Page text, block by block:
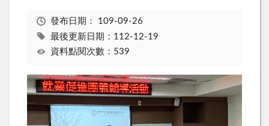
發布日期： 109-09-26
最後更新日期：112-12-19
資料點閱次數：539